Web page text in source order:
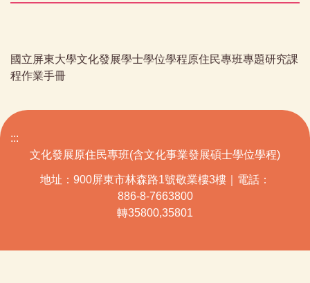
國立屏東大學文化發展學士學位學程原住民專班專題研究課
程作業手冊
:::
文化發展原住民專班(含文化事業發展碩士學位學程)
地址：900屏東市林森路1號敬業樓3樓｜電話：
886-8-7663800
轉35800,35801